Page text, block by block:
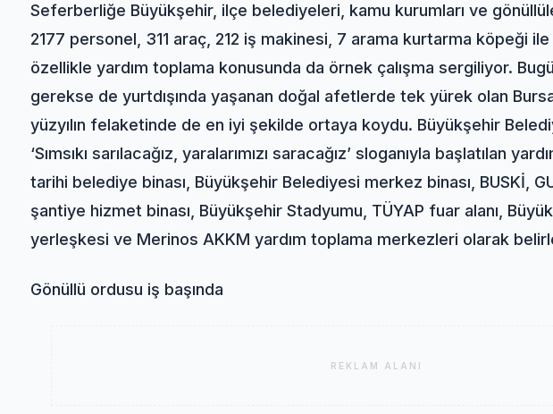
Seferberliğe Büyükşehir, ilçe belediyeleri, kamu kurumları ve
2177 personel, 311 araç, 212 iş makinesi, 7 arama kurtarma köpeği
özellikle yardım toplama konusunda da örnek çalışma sergiliyor.
gerekse de yurtdışında yaşanan doğal afetlerde tek yürek olan
yüzyılın felaketinde de en iyi şekilde ortaya koydu. Büyükşehir
‘Sımsıkı sarılacağız, yaralarımızı saracağız’ sloganıyla başlatılan
tarihi belediye binası, Büyükşehir Belediyesi merkez binası, BUSKİ,
şantiye hizmet binası, Büyükşehir Stadyumu, TÜYAP fuar alanı,
yerleşkesi ve Merinos AKKM yardım toplama merkezleri olarak
Gönüllü ordusu iş başında
REKLAM ALANI